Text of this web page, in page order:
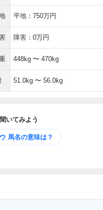
平地：750万円
障害：0万円
448kg 〜 470kg
51.0kg 〜 56.0kg
いてみよう
馬名の意味は？